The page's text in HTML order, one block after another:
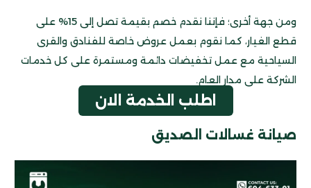
ومن جهة أخرى؛ فإننا نقدم خصم بقيمة تصل إلى 15% على
قطع الغيار، كما نقوم بعمل عروض خاصة للفنادق والقرى
السياحية مع عمل تخفيضات دائمة ومستمرة على كل خدمات
الشركة على مدار العام.
اطلب الخدمة الان
صيانة غسالات الصديق